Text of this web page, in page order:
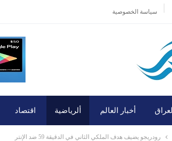
سياسة الخصوصية
أخبار العالم ألرياضية اقتصاد
رودريجو يضيف هدف الملكي الثاني في الدقيقة 59 ضد الإنتر